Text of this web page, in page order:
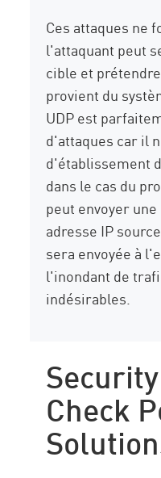
Ces attaques ne
l'attaquant peut
cible et
provient du
UDP est
d'attaques car il
d'établissement
dans le cas du
peut envoyer
adresse IP
sera envoyée à
l'inondant de
indésirables.
Check